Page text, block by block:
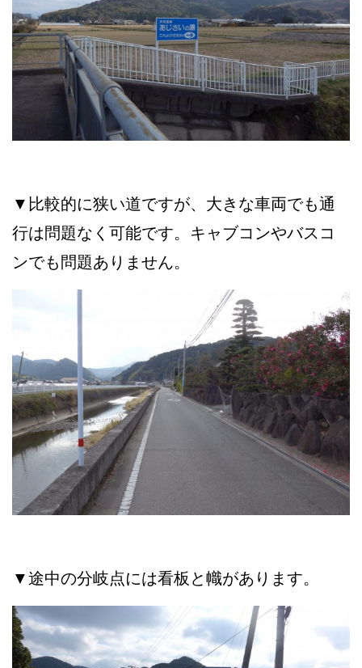
▼比較的に狭い道ですが、大きな車両でも通
行は問題なく可能です。キャブコンやバスコ
ンでも問題ありません。
▼途中の分岐点には看板と幟があります。